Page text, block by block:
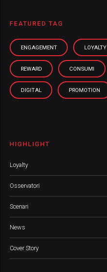
FEATURED TAG
ENGAGEMENT LOYALTY
REWARD CONSUMI
DIGITAL PROMOTION
HIGHLIGHT
Loyalty
Osservatori
Scenari
News
Cover Story